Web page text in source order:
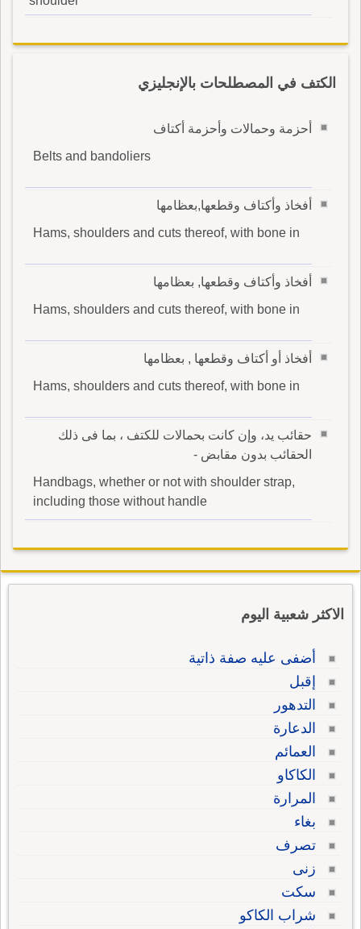
الكتف في المصطلحات بالإنجليزي
أحزمة وحمالات وأحزمة أكتاف
Belts and bandoliers
أفخاذ وأكتاف وقطعها,بعظامها
Hams, shoulders and cuts thereof, with bone in
أفخاذ وأكتاف وقطعها, بعظامها
Hams, shoulders and cuts thereof, with bone in
أفخاذ أو أكتاف وقطعها , بعظامها
Hams, shoulders and cuts thereof, with bone in
حقائب يد، وإن كانت بحمالات للكتف ، بما فى ذلك
الحقائب بدون مقابض -
Handbags, whether or not with shoulder strap,
including those without handle
الاكثر شعبية اليوم
أضفى عليه صفة ذاتية
إقبل
التدهور
الدعارة
العمائم
الكاكاو
المرارة
بغاء
تصرف
زنى
سكت
شراب الكاكو